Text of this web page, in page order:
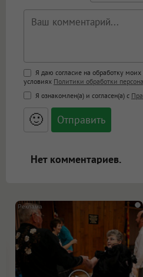
Поддержка HTML
<b>, <strong>, <u>, <i>,
<small>, <sup>, <sub>,
<blockquote>, <code>
адреса URL
ссылками, и [img]адрес[/
Я даю согласие на обработку
условиях Политики обработки
Я ознакомлен(а) и согласен(а) с
🙂
Нет комментариев.
i